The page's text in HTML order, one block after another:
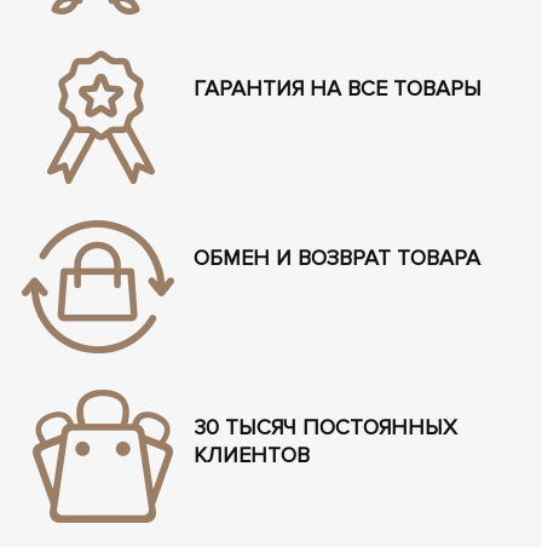
ГАРАНТИЯ НА ВСЕ ТОВАРЫ
ОБМЕН И ВОЗВРАТ ТОВАРА
30 ТЫСЯЧ ПОСТОЯННЫХ
КЛИЕНТОВ